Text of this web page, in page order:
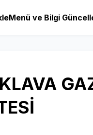
Menü ve Bilgi